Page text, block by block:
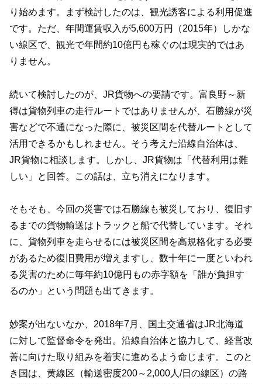
り始めます。まず検討したのは、観光誘客による利用促進
です。ただ、年間運賃収入が5,600万円（2015年）しかな
い線区で、観光で年間約10億円も稼ぐのは現実的ではあ
りません。
続いて検討したのが、JR貨物への要請です。富良野～新
得は貨物列車の走行ルートではありませんが、石勝線が災
害などで不通になった際に、被災区間を代替ルートとして
活用できるかもしれません。そう考えた沿線自治体は、
JR貨物に相談します。しかし、JR貨物は「代替利用は難
しい」と回答。この話は、立ち消えになります。
そもそも、今回の災害では石勝線も被災しており、復旧す
るまでの貨物輸送はトラックと船で代替しています。それ
に、貨物列車を走らせるには被災区間を高規格化する必要
があるため復旧費用が増えますし、数十年に一度といわれ
る災害のために毎年約10億円もの赤字額を「誰が負担す
るのか」という問題も出てきます。
妙案が出ないなか、2018年7月、国土交通省はJR北海道
に対して監督命令を発出。沿線自治体と協力して、経営改
善に向けた取り組みを着実に進めるよう命じます。このと
き国は、黄線区（輸送密度200～2,000人/日の線区）の路